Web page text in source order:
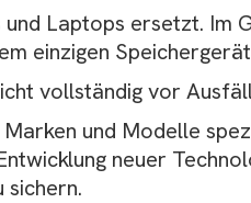
Laptops ersetzt. Im
einzigen
vollständig vor
und Modelle
neuer
sichern.